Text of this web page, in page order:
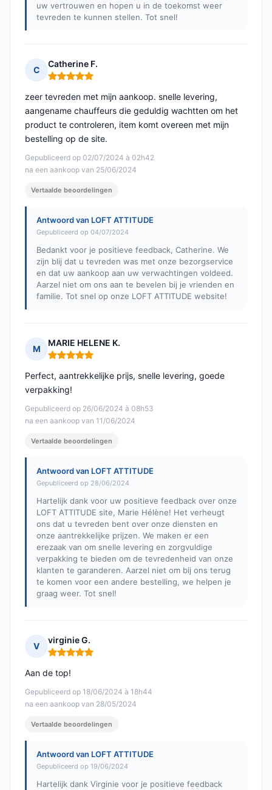
uw vertrouwen en hopen u in de toekomst weer
tevreden te kunnen stellen. Tot snel!
C
Catherine F.
Opmerking: 5 van 5
Gepubliceerd op 02/07/2024 à 02h42
na een aankoop van 25/06/2024
zeer tevreden met mijn aankoop. snelle levering,
aangename chauffeurs die geduldig wachtten om het
product te controleren, item komt overeen met mijn
bestelling op de site.
Vertaalde beoordelingen
Antwoord van LOFT ATTITUDE
Gepubliceerd op 04/07/2024
Bedankt voor je positieve feedback, Catherine. We
zijn blij dat u tevreden was met onze bezorgservice
en dat uw aankoop aan uw verwachtingen voldeed.
Aarzel niet om ons aan te bevelen bij je vrienden en
familie. Tot snel op onze LOFT ATTITUDE website!
M
MARIE HELENE K.
Opmerking: 5 van 5
Gepubliceerd op 26/06/2024 à 08h53
na een aankoop van 11/06/2024
Perfect, aantrekkelijke prijs, snelle levering, goede
verpakking!
Vertaalde beoordelingen
Antwoord van LOFT ATTITUDE
Gepubliceerd op 28/06/2024
Hartelijk dank voor uw positieve feedback over onze
LOFT ATTITUDE site, Marie Hélène! Het verheugt
ons dat u tevreden bent over onze diensten en
onze aantrekkelijke prijzen. We maken er een
erezaak van om snelle levering en zorgvuldige
verpakking te bieden om de tevredenheid van onze
klanten te garanderen. Aarzel niet om bij ons terug
te komen voor een andere bestelling, we helpen je
graag weer. Tot snel!
V
virginie G.
Opmerking: 5 van 5
Gepubliceerd op 18/06/2024 à 18h44
na een aankoop van 28/05/2024
Aan de top!
Vertaalde beoordelingen
Antwoord van LOFT ATTITUDE
Gepubliceerd op 19/06/2024
Hartelijk dank Virginie voor je positieve feedback